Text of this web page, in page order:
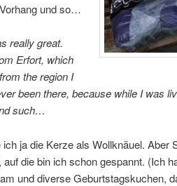
und so…
really great.
Erfort, which
the region I
been there, because while I was
such…
ja die Kerze als Wollknäuel. Aber
die bin ich schon gespannt. (Ich
und diverse Geburtstagskuchen,